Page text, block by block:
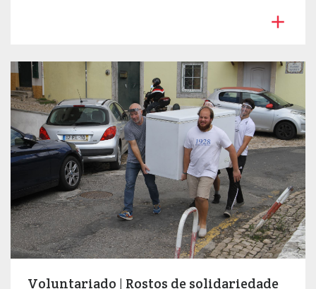

Voluntariado | Rostos de solidariedade